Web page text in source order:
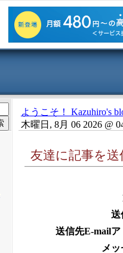
ようこそ！ Kazuhiro's
木曜日, 8月 06 2026 @
友達に記事を
送
送信先E-mail
メ